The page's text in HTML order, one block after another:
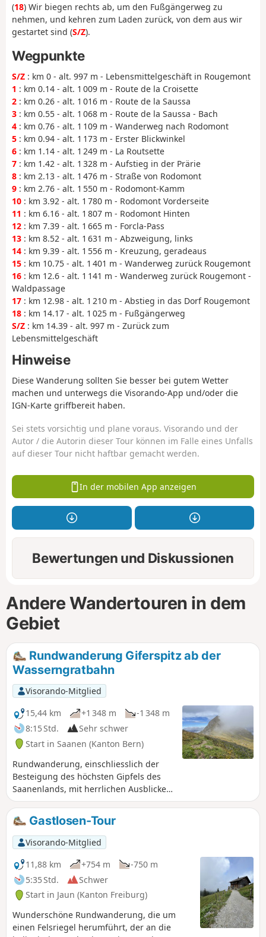
(18) Wir biegen rechts ab, um den Fußgängerweg zu
nehmen, und kehren zum Laden zurück, von dem aus wir
gestartet sind (S/Z).
Wegpunkte
S/Z : km 0 - alt. 997 m - Lebensmittelgeschäft in Rougemont
1 : km 0.14 - alt. 1 009 m - Route de la Croisette
2 : km 0.26 - alt. 1 016 m - Route de la Saussa
3 : km 0.55 - alt. 1 068 m - Route de la Saussa - Bach
4 : km 0.76 - alt. 1 109 m - Wanderweg nach Rodomont
5 : km 0.94 - alt. 1 173 m - Erster Blickwinkel
6 : km 1.14 - alt. 1 249 m - La Routsette
7 : km 1.42 - alt. 1 328 m - Aufstieg in der Prärie
8 : km 2.13 - alt. 1 476 m - Straße von Rodomont
9 : km 2.76 - alt. 1 550 m - Rodomont-Kamm
10 : km 3.92 - alt. 1 780 m - Rodomont Vorderseite
11 : km 6.16 - alt. 1 807 m - Rodomont Hinten
12 : km 7.39 - alt. 1 665 m - Forcla-Pass
13 : km 8.52 - alt. 1 631 m - Abzweigung, links
14 : km 9.39 - alt. 1 556 m - Kreuzung, geradeaus
15 : km 10.75 - alt. 1 401 m - Wanderweg zurück Rougemont
16 : km 12.6 - alt. 1 141 m - Wanderweg zurück Rougemont -
Waldpassage
17 : km 12.98 - alt. 1 210 m - Abstieg in das Dorf Rougemont
18 : km 14.17 - alt. 1 025 m - Fußgängerweg
S/Z : km 14.39 - alt. 997 m - Zurück zum
Lebensmittelgeschäft
Hinweise
Diese Wanderung sollten Sie besser bei gutem Wetter
machen und unterwegs die Visorando-App und/oder die
IGN-Karte griffbereit haben.
Sei stets vorsichtig und plane voraus. Visorando und der
Autor / die Autorin dieser Tour können im Falle eines Unfalls
auf dieser Tour nicht haftbar gemacht werden.
In der mobilen App anzeigen
Bewertungen und Diskussionen
Andere Wandertouren in dem
Gebiet
Rundwanderung Giferspitz ab der
Wasserngratbahn
Visorando-Mitglied
15,44 km
+1 348 m
-1 348 m
8:15 Std.
Sehr schwer
Start in Saanen (Kanton Bern)
Rundwanderung, einschliesslich der
Besteigung des höchsten Gipfels des
Saanenlands, mit herrlichen Ausblicken
auf die Waadtländer, Freiburger und
Berner Alpen.
Gastlosen-Tour
Visorando-Mitglied
11,88 km
+754 m
-750 m
5:35 Std.
Schwer
Start in Jaun (Kanton Freiburg)
Wunderschöne Rundwanderung, die um
einen Felsriegel herumführt, der an die